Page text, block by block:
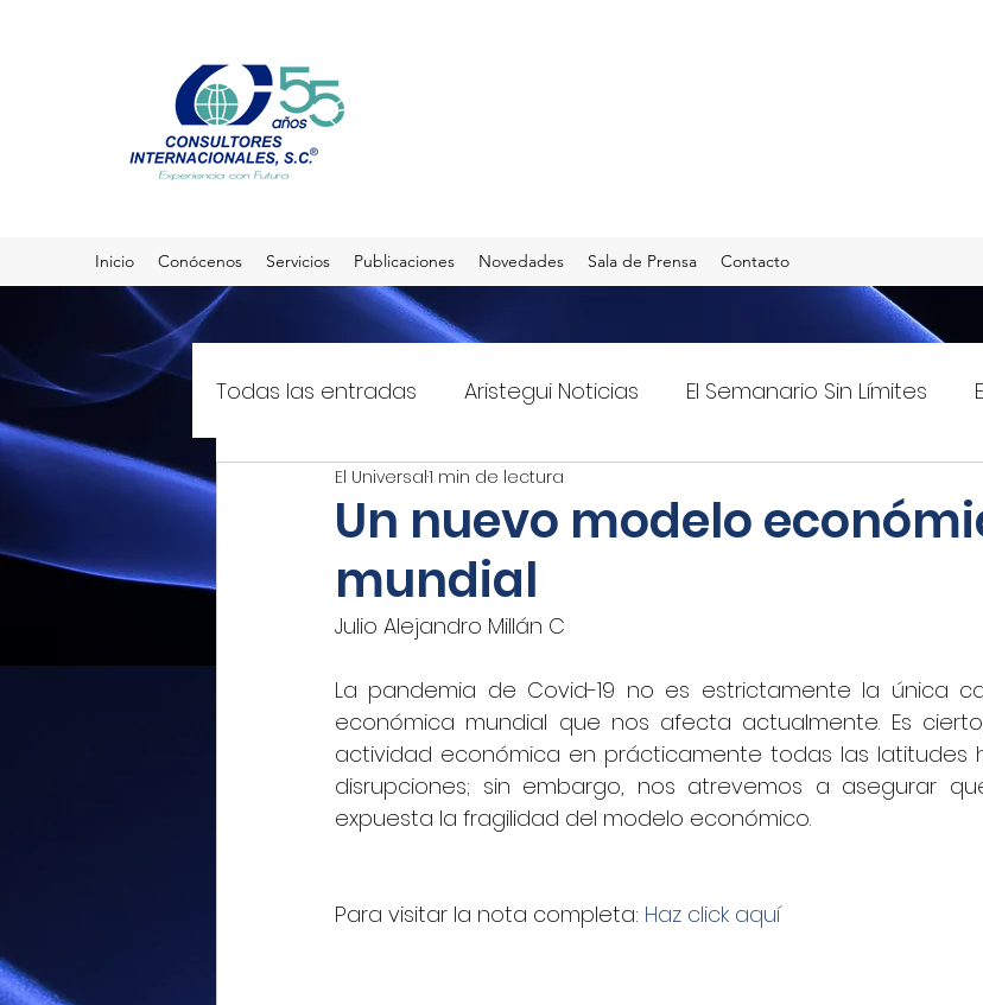
Inicio Conócenos Servicios Publicaciones Novedades Sala de Prensa Contacto
Todas las entradas Aristegui Noticias El Semanario Sin Límites
El Sol de México T21mx
Mexicoxport Enfoque Noticias - Audio
CNEC Revista Consultoría La Jornada CANACAR DINERO
Siempre! Presencia de México Shafaqna El Sol de Puebla
Un nuevo modelo
mundial
El Universal1 min de lectura
Julio Alejandro Millán C
La pandemia de Covid-19 no es estrictamente la única
económica mundial que nos afecta actualmente. Es
actividad económica en prácticamente todas las latitudes
disrupciones; sin embargo, nos atrevemos a asegurar
expuesta la fragilidad del modelo económico.
Para visitar la nota completa: Haz click aquí